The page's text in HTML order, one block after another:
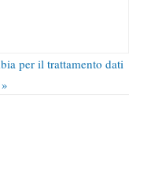
per il trattamento dati